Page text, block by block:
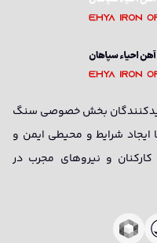
بخش خصوصی سنگ
شرایط و محیطی ایمن و
و نیروهای مجرب در